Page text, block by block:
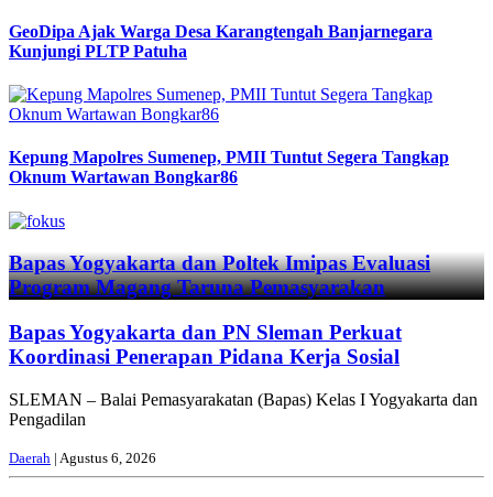
GeoDipa Ajak Warga Desa Karangtengah Banjarnegara
Kunjungi PLTP Patuha
Kepung Mapolres Sumenep, PMII Tuntut Segera Tangkap
Oknum Wartawan Bongkar86
Previous
Next
Bapas Yogyakarta dan Poltek Imipas Evaluasi
Program Magang Taruna Pemasyarakan
Bapas Yogyakarta dan PN Sleman Perkuat
Koordinasi Penerapan Pidana Kerja Sosial
SLEMAN – Balai Pemasyarakatan (Bapas) Kelas I Yogyakarta dan
Pengadilan
Daerah | Agustus 6, 2026